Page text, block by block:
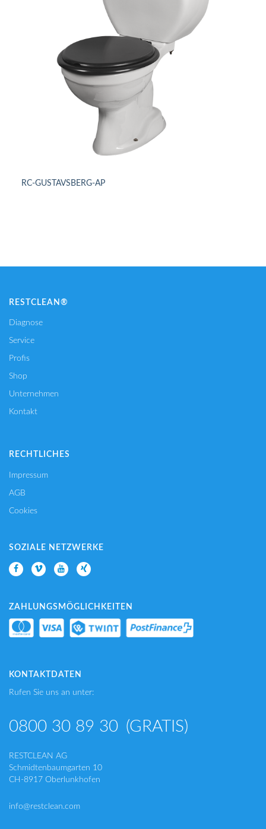
RC-GUSTAVSBERG-AP
RESTCLEAN®
Diagnose
Service
Profis
Shop
Unternehmen
Kontakt
RECHTLICHES
Impressum
AGB
Cookies
SOZIALE NETZWERKE
ZAHLUNGSMÖGLICHKEITEN
KONTAKTDATEN
Rufen Sie uns an unter:
0800 30 89 30 (GRATIS)
RESTCLEAN AG
Schmidtenbaumgarten 10
CH-8917 Oberlunkhofen
info@restclean.com